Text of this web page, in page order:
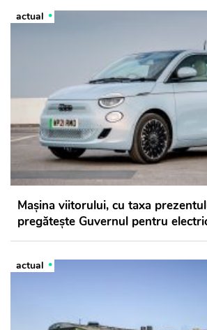
actual
Mașina viitorului, cu taxa
pregătește Guvernul pentru
actual